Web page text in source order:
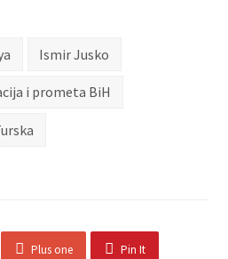
Ismir Jusko
i prometa BiH
Plus one Pin It